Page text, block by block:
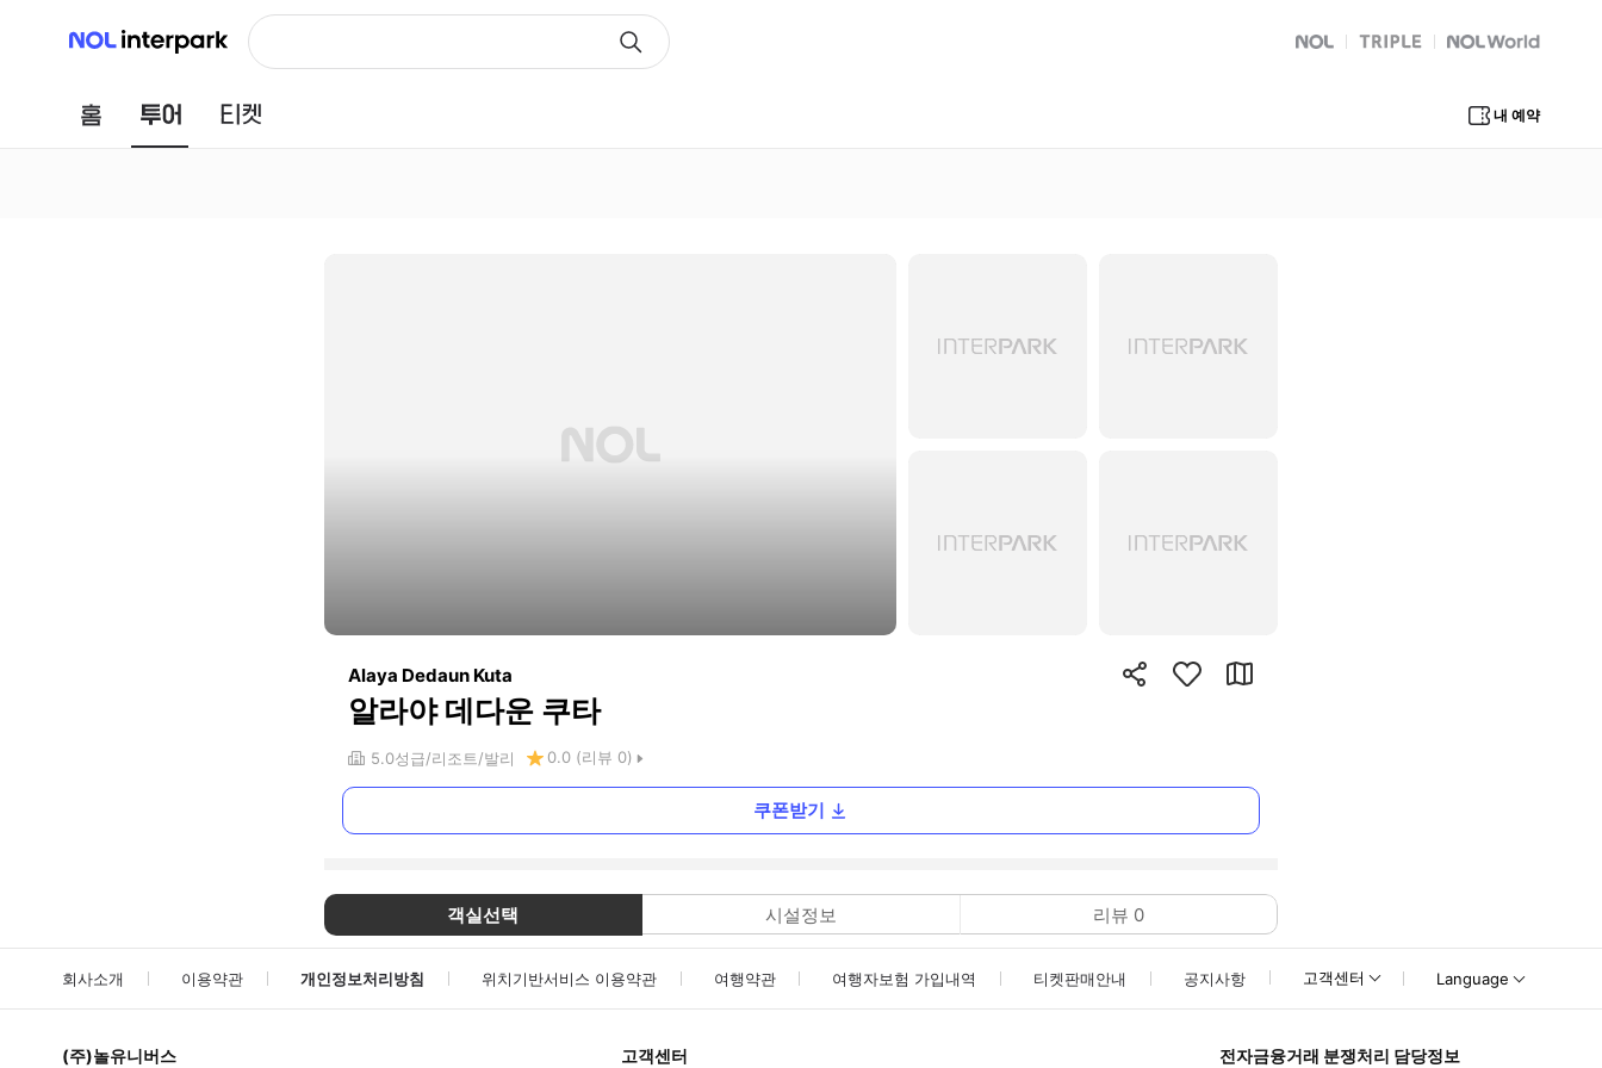
NOL 인터파크
NOL
트리플 Global Interpark
홈 투어 내 예약
Alaya Dedaun Kuta
알라야 데다운 쿠타
5.0성급 리조트 발리 0.0 (리뷰 0)
쿠폰받기
객실선택 시설정보 리뷰 0
회사소개 이용약관 개인정보처리방침 위치기반서비스 이용약관 여행약관 여행자보험 가입내역 티켓판매안내 공지사항 고객센터 Language
(주)놀유니버스 고객센터 전자금융거래 분쟁처리 담당정보